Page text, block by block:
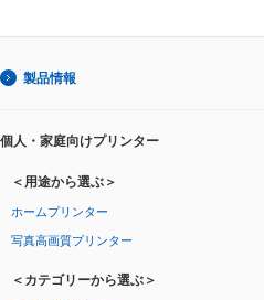
製品情報
個人・家庭向けプリンター
＜用途から選ぶ＞
ホームプリンター
写真高画質プリンター
＜カテゴリーから選ぶ＞